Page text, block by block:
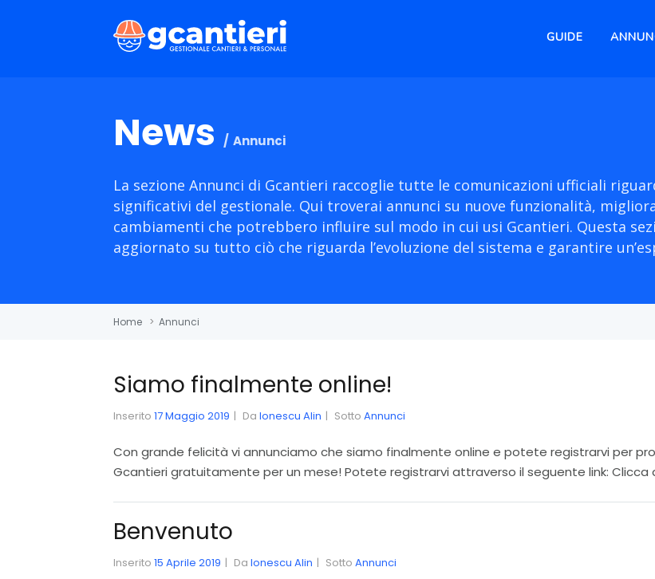
GUIDE
News Annunci
La sezione Annunci di Gcantieri raccoglie tutte le comunicazioni ufficiali
significativi del gestionale. Qui troverai annunci su nuove funzionalità,
cambiamenti che potrebbero influire sul modo in cui usi Gcantieri. Questa
aggiornato su tutto ciò che riguarda l’evoluzione del sistema e garantire
Home > Annunci
Siamo finalmente online!
Inserito 17 Maggio 2019 Da Ionescu Alin Sotto Annunci
Con grande felicità vi annunciamo che siamo finalmente online e potete registrarvi per
Gcantieri gratuitamente per un mese! Potete registrarvi attraverso il seguente link: Clicca
Benvenuto
Inserito 15 Aprile 2019 Da Ionescu Alin Sotto Annunci